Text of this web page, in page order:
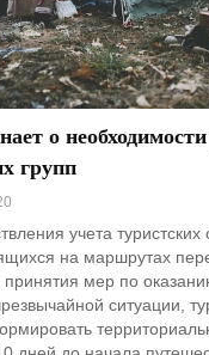
о необходимости
групп
учета туристских
на маршрутах
принятия мер по
ситуации,